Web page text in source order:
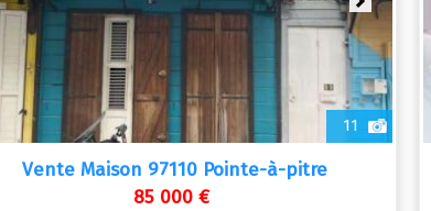
11
Next
Vente Maison 97110 Pointe-à-pitre
85 000 €